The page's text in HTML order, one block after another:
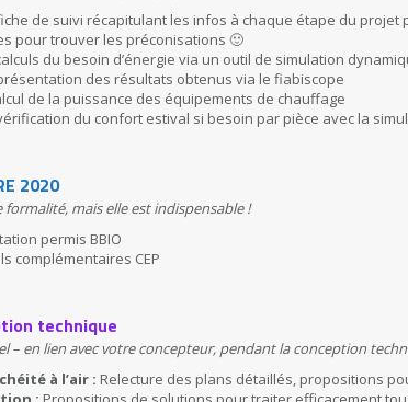
de suivi récapitulant les infos à chaque étape du
pour trouver les préconisations 🙂
du besoin d’énergie via un outil de simulation
des résultats obtenus via le fiabiscope
de la puissance des équipements de chauffage
du confort estival si besoin par pièce avec la
2020
formalité, mais elle est indispensable !
permis BBIO
complémentaires CEP
technique
– en lien avec votre concepteur, pendant la conception
à l’air : Relecture des plans détaillés, propositions